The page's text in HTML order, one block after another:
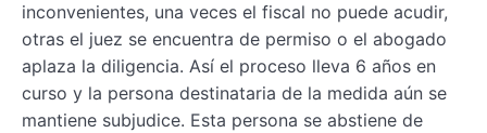
inconvenientes, una veces el fiscal no puede acudir,
otras el juez se encuentra de permiso o el abogado
aplaza la diligencia. Así el proceso lleva 6 años en
curso y la persona destinataria de la medida aún se
mantiene subjudice. Esta persona se abstiene de